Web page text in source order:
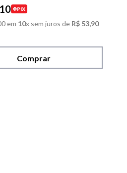
10 PIX
em 10x sem juros de R$ 53,90
Comprar